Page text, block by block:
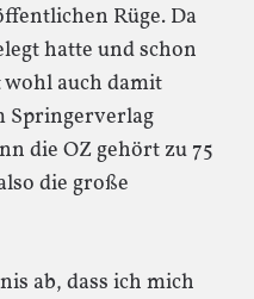
Rüge. Da
hatte und schon
auch damit
Springerverlag
die OZ gehört zu 75
die große
ab, dass ich mich